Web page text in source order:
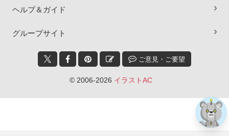
ヘルプ＆ガイド
グループサイト
ご意見・ご要望
© 2006-2026 イラストAC